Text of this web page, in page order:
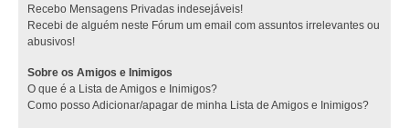
Recebo Mensagens Privadas indesejáveis!
Recebi de alguém neste Fórum um email com assuntos irrelevantes ou
abusivos!
Sobre os Amigos e Inimigos
O que é a Lista de Amigos e Inimigos?
Como posso Adicionar/apagar de minha Lista de Amigos e Inimigos?